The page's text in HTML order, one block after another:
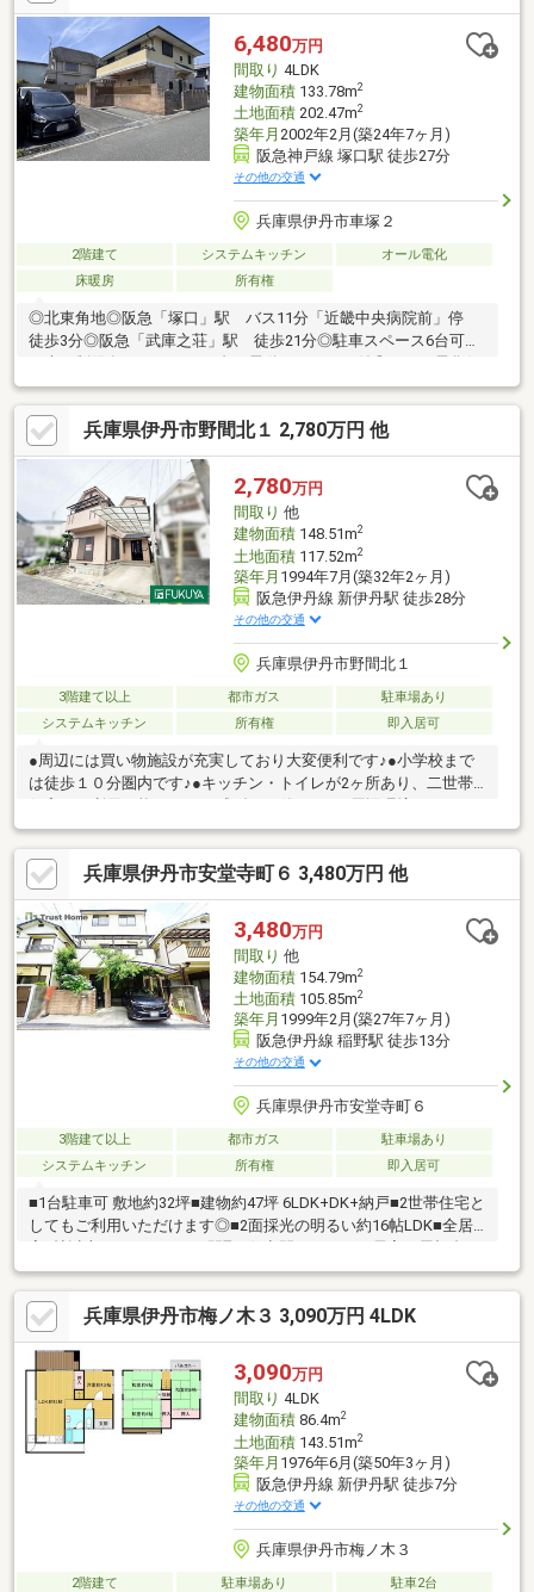
ｍ・笹原中学校…約１１００ｍ☆伊丹市、宝塚市、川西市、尼崎
市の不動産購入や売却は(株)福屋不動産販売へお任せください。
お問合せ、ご来店をスタッフ一同、心よりお待ちしております。
6,480万円
間取り 4LDK
建物面積133.78m2
土地面積202.47m2
築年月 2002年2月(築24年7ヶ月)
阪急神戸線 塚口駅 徒歩27分
その他の交通
兵庫県伊丹市車塚２
2階建て システムキッチン
オール電化
床暖房
所有権
◎北東角地◎阪急「塚口」駅 バス11分「近畿中央病院前」停
徒歩3分◎阪急「武庫之荘」駅 徒歩21分◎駐車スペース6台可
（車種制限有） ※うち1台は電動シャッター付◎オール電化住
宅◎4LDK＋WIC＋シューズインクローク◎リビング全面・キッチ
ン・１階洋室に床暖房設置◎サンルームとウッドデッキ有り～
周辺施設 ～・笹原小学校 約700ｍ（約9分）・笹原中学校 約
1200ｍ（約15分）・万代伊丹野間店 約600ｍ（約8分）・ウエル
シア伊丹野間店 約240ｍ（約3分）
兵庫県伊丹市野間北１ 2,780万円 他
2,780万円
間取り 他
建物面積148.51m2
土地面積117.52m2
築年月 1994年7月(築32年2ヶ月)
阪急伊丹線 新伊丹駅 徒歩28分
その他の交通
兵庫県伊丹市野間北１
3階建て以上 都市ガス
駐車場あり
システムキッチン
所有権 即入居可
●周辺には買い物施設が充実しており大変便利です♪●小学校まで
は徒歩１０分圏内です♪●キッチン・トイレが2ヶ所あり、二世帯
パーオオジ伊丹店…約３１７ｍ ・万代伊丹野間店…約１０１８
ｍ・ファミリーマート伊丹堀池店…約３７４ｍ ・ローソン伊丹
野間北二丁目店…約３９８ｍ・ココカラファイン昆陽東店…約３９
０ｍ ・伊丹美鈴郵便局…約７３２ｍ・摂陽小学校…約５９５
ｍ ・松崎中学校…約５５３ｍ
兵庫県伊丹市安堂寺町６ 3,480万円 他
3,480万円
間取り 他
建物面積154.79m2
土地面積105.85m2
築年月 1999年2月(築27年7ヶ月)
阪急伊丹線 稲野駅 徒歩13分
その他の交通
兵庫県伊丹市安堂寺町６
3階建て以上 都市ガス
駐車場あり
システムキッチン
所有権 即入居可
■1台駐車可 敷地約32坪■建物約47坪 6LDK+DK+納戸■2世帯住宅と
してもご利用いただけます◎■2面採光の明るい約16帖LDK■全居
廊下収納、納戸■外からの視線が気になりにくい2階リビング設計
■生活動線良好！お手洗い×2ヶ所■洗濯物が乾きやすい南東向きバ
ルコニー■小・中学校、スーパー、病院が徒歩10分圏内で生活便
利お家探しは、『物件掲載数No.1』のトラストホームにお任せく
ださい！ 0120-39-3909〇定休日はございません〇急なご予約も
大歓迎です♪〇住宅ローン相談、買替相談もお任せください！
兵庫県伊丹市梅ノ木３ 3,090万円 4LDK
3,090万円
間取り 4LDK
建物面積86.4m2
土地面積143.51m2
築年月 1976年6月(築50年3ヶ月)
阪急伊丹線 新伊丹駅 徒歩7分
その他の交通
兵庫県伊丹市梅ノ木３
2階建て 駐車場あり 駐車2台